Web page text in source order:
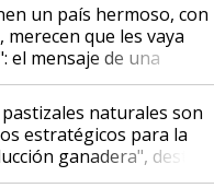
un país hermoso, con
merecen que les vaya
el mensaje de una
uruguaya sobre las
que se abren
el agro en Argentina, con
la carne
naturales son
estratégicos para la
ganadera", destaca
que ya reúne a 46